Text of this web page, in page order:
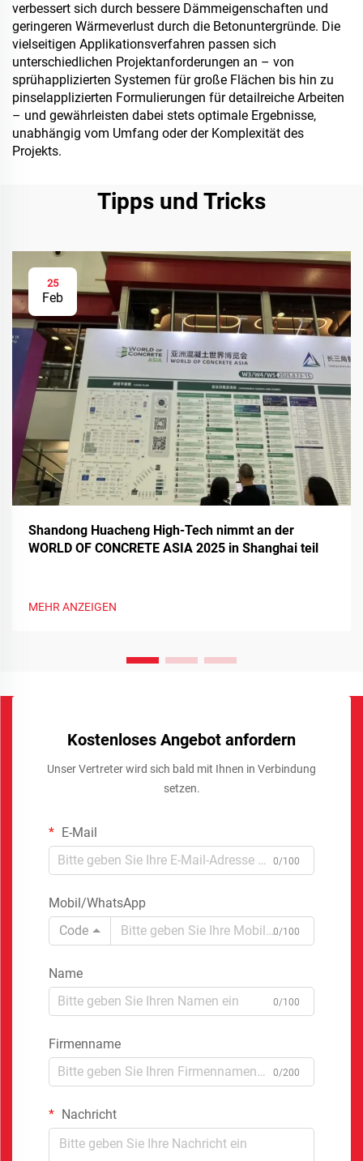
verbessert sich durch bessere Dämmeigenschaften und
geringeren Wärmeverlust durch die Betonuntergründe. Die
vielseitigen Applikationsverfahren passen sich
unterschiedlichen Projektanforderungen an – von
sprühapplizierten Systemen für große Flächen bis hin zu
pinselapplizierten Formulierungen für detailreiche Arbeiten
– und gewährleisten dabei stets optimale Ergebnisse,
unabhängig vom Umfang oder der Komplexität des
Projekts.
Tipps und Tricks
25
Feb
Shandong Huacheng High-Tech nimmt an der
WORLD OF CONCRETE ASIA 2025 in Shanghai teil
MEHR ANZEIGEN
Kostenloses Angebot anfordern
Unser Vertreter wird sich bald mit Ihnen in Verbindung
setzen.
E-Mail
0/100
Mobil/WhatsApp
Code
0/100
Name
0/100
Firmenname
0/200
Nachricht